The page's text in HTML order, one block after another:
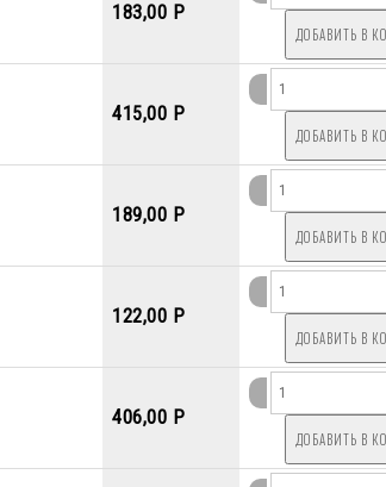
183,00 P
415,00 P
189,00 P
122,00 P
406,00 P